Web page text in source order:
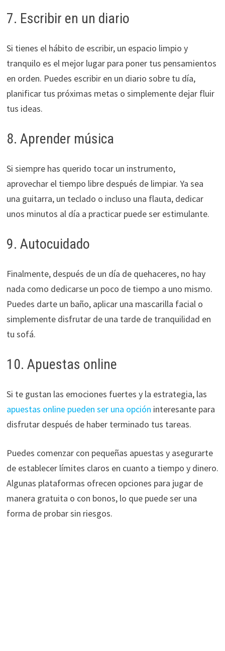
7. Escribir en un diario
Si tienes el hábito de escribir, un espacio limpio y
tranquilo es el mejor lugar para poner tus pensamientos
en orden. Puedes escribir en un diario sobre tu día,
planificar tus próximas metas o simplemente dejar fluir
tus ideas.
8. Aprender música
Si siempre has querido tocar un instrumento,
aprovechar el tiempo libre después de limpiar. Ya sea
una guitarra, un teclado o incluso una flauta, dedicar
unos minutos al día a practicar puede ser estimulante.
9. Autocuidado
Finalmente, después de un día de quehaceres, no hay
nada como dedicarse un poco de tiempo a uno mismo.
Puedes darte un baño, aplicar una mascarilla facial o
simplemente disfrutar de una tarde de tranquilidad en
tu sofá.
10. Apuestas online
Si te gustan las emociones fuertes y la estrategia, las
apuestas online pueden ser una opción interesante para
disfrutar después de haber terminado tus tareas.
Puedes comenzar con pequeñas apuestas y asegurarte
de establecer límites claros en cuanto a tiempo y dinero.
Algunas plataformas ofrecen opciones para jugar de
manera gratuita o con bonos, lo que puede ser una
forma de probar sin riesgos.